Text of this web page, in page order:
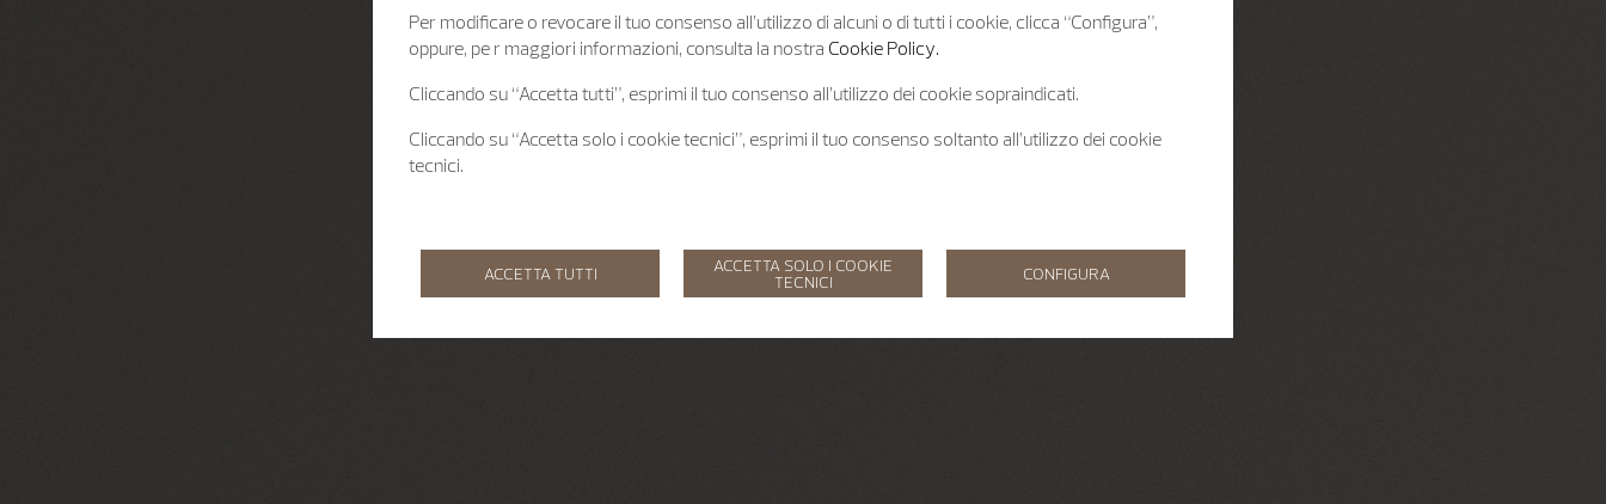
Per modificare o revocare il tuo consenso all’utilizzo di alcuni o di tutti i cookie, clicca “Configura”,
oppure, pe r maggiori informazioni, consulta la nostra Cookie Policy.
Cliccando su “Accetta tutti”, esprimi il tuo consenso all’utilizzo dei cookie sopraindicati.
Cliccando su “Accetta solo i cookie tecnici”, esprimi il tuo consenso soltanto all’utilizzo dei cookie
tecnici.
ACCETTA TUTTI ACCETTA SOLO I COOKIE
TECNICI CONFIGURA